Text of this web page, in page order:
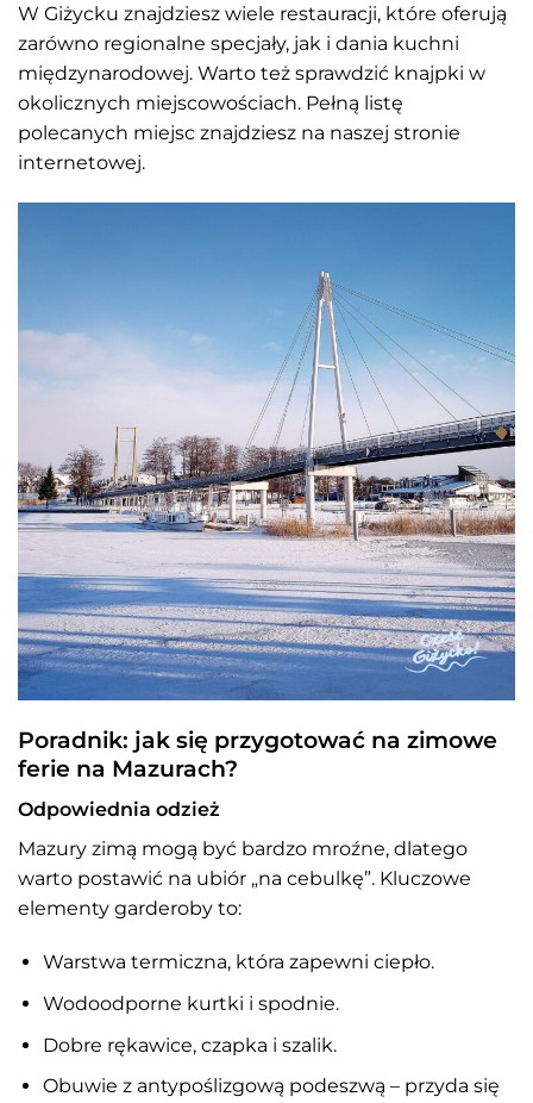
W Giżycku znajdziesz wiele restauracji, które oferują
zarówno regionalne specjały, jak i dania kuchni
międzynarodowej. Warto też sprawdzić knajpki w
okolicznych miejscowościach. Pełną listę
polecanych miejsc znajdziesz na naszej stronie
internetowej.
Poradnik: jak się przygotować na zimowe
ferie na Mazurach?
Odpowiednia odzież
Mazury zimą mogą być bardzo mroźne, dlatego
warto postawić na ubiór „na cebulkę”. Kluczowe
elementy garderoby to:
Warstwa termiczna, która zapewni ciepło.
Wodoodporne kurtki i spodnie.
Dobre rękawice, czapka i szalik.
Obuwie z antypoślizgową podeszwą – przyda się